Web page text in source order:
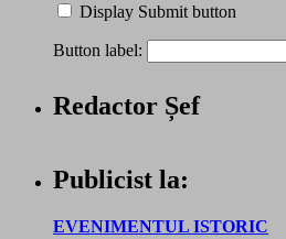
Display Submit button
Button label:
Redactor Șef
Publicist la:
EVENIMENTUL ISTORIC